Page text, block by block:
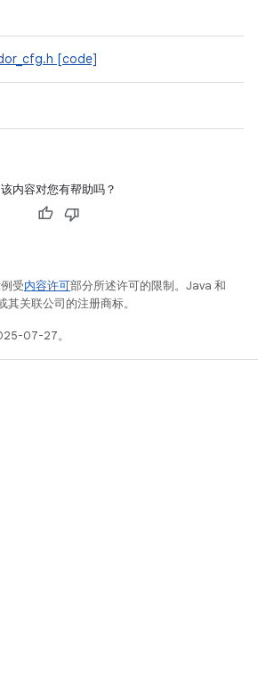
[code]
该内容对您有帮助吗？
受内容许可部分所述许可的限制。Java 和
关联公司的注册商标。
07-27。